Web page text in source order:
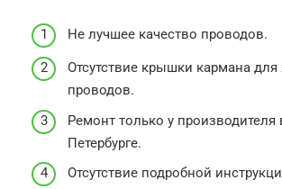
Не лучшее качество проводов.
Отсутствие крышки кармана для
проводов.
Ремонт только у производителя
Петербурге.
Отсутствие подробной